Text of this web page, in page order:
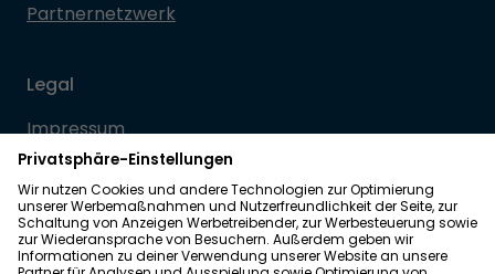
Partnernetzwerk
Legal
Impressum
Datenschutz
Allgemeine Geschäftsbedingungen
Barrierefreiheit